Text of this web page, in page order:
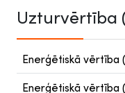
Uzturvērtība
Enerģētiskā vērtība
Enerģētiskā vērtība